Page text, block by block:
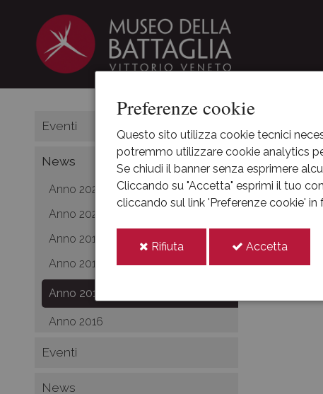
Preferenze cookie
Questo sito utilizza cookie tecnici
potremmo utilizzare cookie analytics
Se chiudi il banner senza esprimere
Cliccando su "Accetta" esprimi il tuo
cliccando sul link 'Preferenze cookie' in
Rifiuta Accetta
Eventi
News
Anno 2021
Anno 2020
Anno 2019
Anno 2018
Anno 2017
Anno 2016
Eventi
News